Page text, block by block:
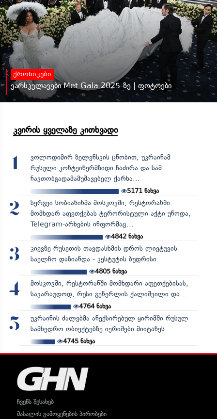
ქრონიკები
ვარსკვლავები Met Gala 2025-ზე | ფოტოები
კვირის ყველაზე კითხვადი
1
ვოლოდიმირ ზელენსკის ცნობით, უკრაინამ
რუსული კონტეინერმზიდი ჩაძირა და სამ
ნავთობგადამამუშავებელ ქარხა...
5171 ნახვა
2
სერგეი სობიანინმა მოსკოვში, რესტორანში
მომხდარ აფეთქებას ტერორისტული აქტი უწოდა,
Telegram-არხების ინფორმაც...
4842ნახვა
3
კიევზე რუსეთის თავდასხმის დროს ლიეტუვის
საელჩო დაზიანდა - კესტუტის ბუდრისი
4805ნახვა
4
მოსკოვში, რესტორანში მომხდარი აფეთქებისას,
სავარაუდოდ, რუსი გენერლის ქალიშვილი და...
4764ნახვა
5
უკრაინის ძალებმა ანექსირებულ ყირიმში რუსულ
სამხედრო ობიექტებზე იერიშები მიიტანეს...
4745ნახვა
ჩვენს შესახებ
მასალის გამოყენების პირობები